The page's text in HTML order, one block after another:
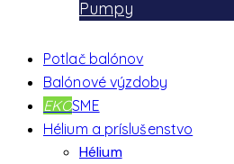
Pumpy
Potlač balónov
Balónové výzdoby
EKOSME
Hélium a príslušenstvo
Hélium